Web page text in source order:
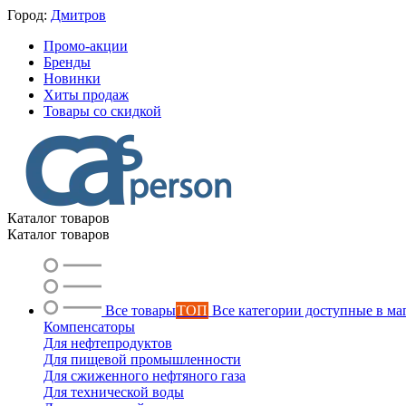
Город: Дмитров
Промо-акции
Бренды
Новинки
Хиты продаж
Товары со скидкой
Каталог товаров
Каталог товаров
Все товарыТОП Все категории доступные в
Компенсаторы
Для нефтепродуктов
Для пищевой промышленности
Для сжиженного нефтяного газа
Для технической воды